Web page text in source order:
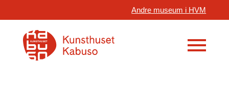
Andre museum i HVM